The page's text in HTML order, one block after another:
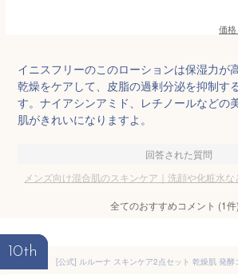
価
イニスフリーのこのローションは保湿力が
乾燥をケアして、皮脂の過剰分泌を抑制す
す。ナイアシンアミド、レチノールなどの
肌がきれいになりますよ。
回答された質問
メンズ向け混合肌のスキンケア｜洗顔や化粧水な
全てのおすすめコメント (1件)
10th